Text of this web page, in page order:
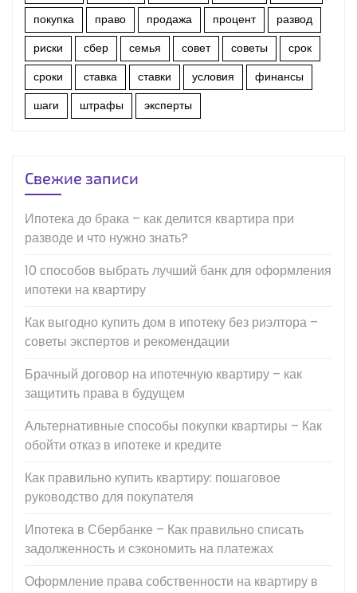
покупка
право продажа процент
развод
риски
сбер семья совет советы
срок
сроки
ставка ставки условия
финансы
шаги
штрафы эксперты
Свежие записи
Ипотека до брака – как делится квартира при
разводе и что нужно знать?
10 способов выбрать лучший банк для оформления
ипотеки на квартиру
Как выгодно купить дом в ипотеку без риэлтора –
советы экспертов и рекомендации
Брачный договор на ипотечную квартиру – как
защитить права в будущем
Альтернативные способы покупки квартиры – Как
обойти отказ в ипотеке и кредите
Как правильно купить квартиру: пошаговое
руководство для покупателя
Ипотека в Сбербанке – Как правильно списать
задолженность и сэкономить на платежах
Оформление права собственности на квартиру в